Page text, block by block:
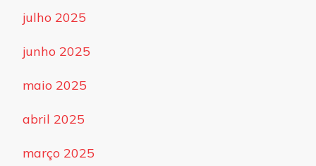
julho 2025
junho 2025
maio 2025
abril 2025
março 2025